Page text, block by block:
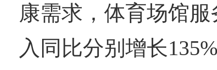
康需求，体育场馆
入同比分别增长